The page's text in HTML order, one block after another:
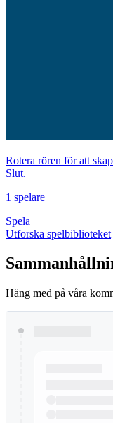
Rotera rören för att
Slut.
1 spelare
Spela
Utforska spelbiblioteket
Häng med på våra